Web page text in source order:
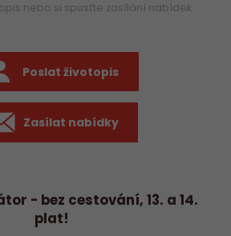
nebo si spusťte zasílání nabídek
Poslat životopis
Zasílat nabídky
- bez cestování, 13. a 14.
plat!